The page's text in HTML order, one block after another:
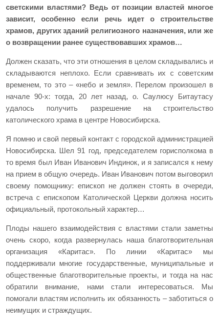
светскими властями? Ведь от позиции властей многое
зависит, особенно если речь идет о строительстве
храмов, других зданий религиозного назначения, или же
о возвращении ранее существовавших храмов…
Должен сказать, что эти отношения в целом складывались и
складываются неплохо. Если сравнивать их с советским
временем, то это – «небо и земля». Перелом произошел в
начале 90-х: тогда, 20 лет назад, о. Саулюсу Битаутасу
удалось получить разрешение на строительство
католического храма в центре Новосибирска.
Я помню и свой первый контакт с городской администрацией
Новосибирска. Шел 91 год, председателем горисполкома в
то время был Иван Иванович Индинок, и я записался к нему
на прием в общую очередь. Иван Иванович потом выговорил
своему помощнику: епископ не должен стоять в очереди,
встреча с епископом Католической Церкви должна носить
официальный, протокольный характер…
Плоды нашего взаимодействия с властями стали заметны
очень скоро, когда развернулась наша благотворительная
организация «Каритас». По линии «Каритас» мы
поддерживали многие государственные, муниципальные и
общественные благотворительные проекты, и тогда на нас
обратили внимание, нами стали интересоваться. Мы
помогали властям исполнить их обязанность – заботиться о
неимущих и страждущих.